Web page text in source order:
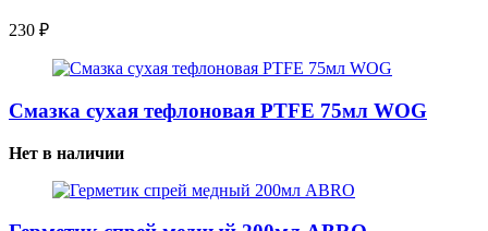
230 ₽
Смазка сухая тефлоновая PTFE 75мл WOG
Нет в наличии